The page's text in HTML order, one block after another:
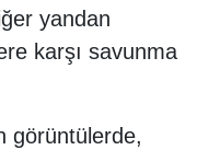
yandan
karşı savunma
görüntülerde,